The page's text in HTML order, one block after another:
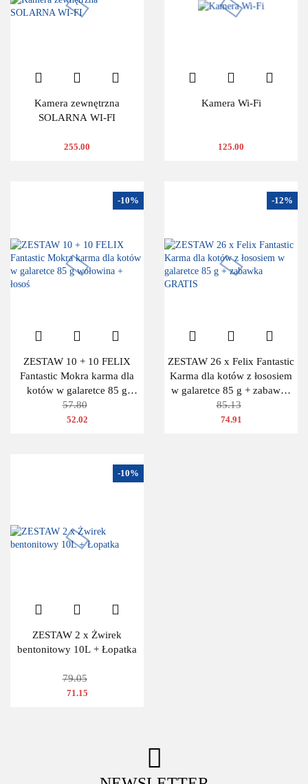
Kamera zewnętrzna
SOLARNA WI-FI
255.00
Kamera Wi-Fi
125.00
ZESTAW 10 + 10 FELIX
Fantastic Mokra karma dla
kotów w galaretce 85 g
wołowina + łosoś
57.80
-10%
52.02
ZESTAW 26 x Felix Fantastic
Karma dla kotów z łososiem
w galaretce 85 g + zabawka
GRATIS
85.13
-12%
74.91
ZESTAW 2 x Żwirek
bentonitowy 10L + Łopatka
79.05
-10%
71.15